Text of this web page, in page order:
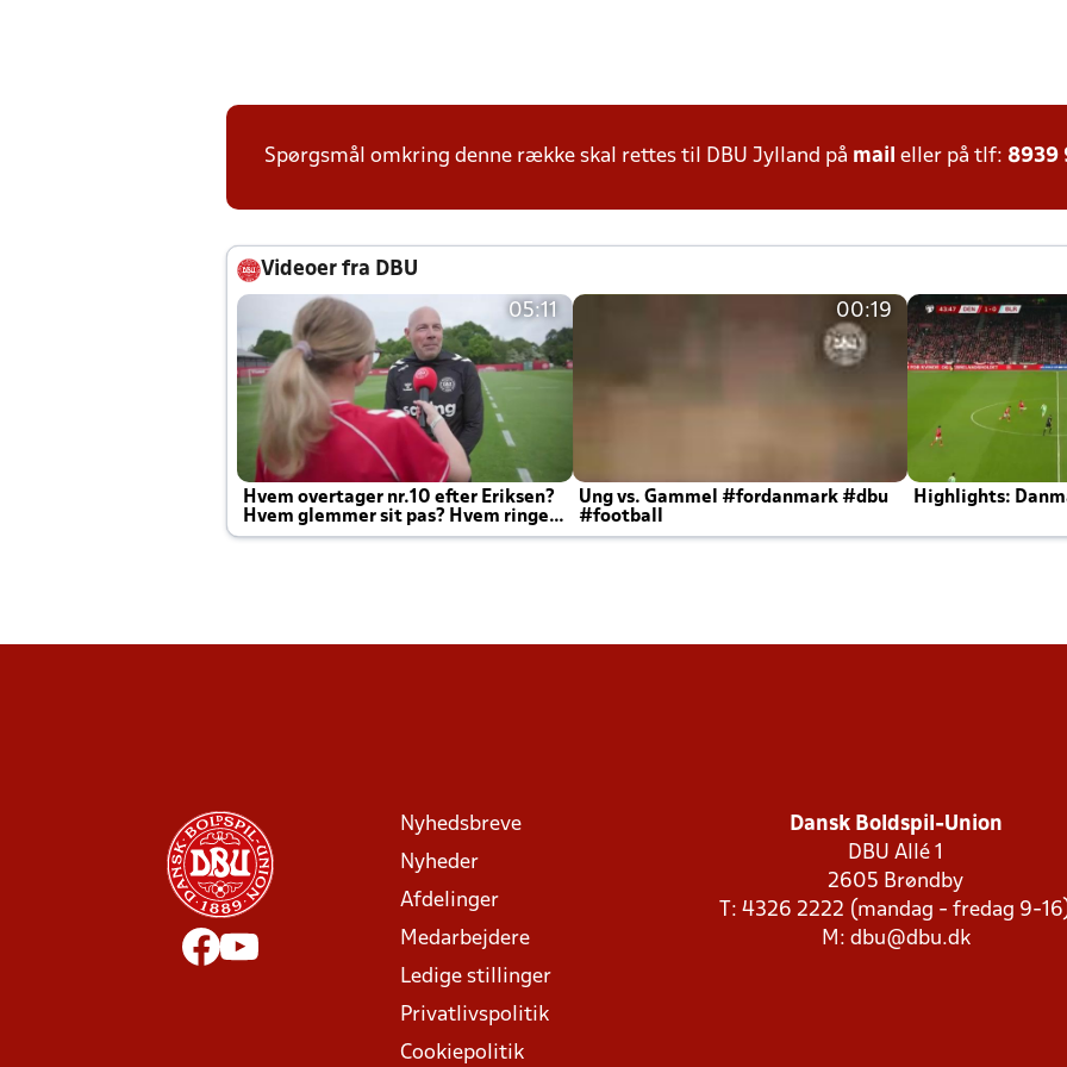
Spørgsmål omkring denne række skal rettes til DBU Jylland på mail eller på tlf: 8939
Videoer fra DBU
05:11
Hvem overtager nr.10 efter Eriksen?
Hvem glemmer sit pas? Hvem ringer
Joachim altid til efter kampe?
00:19
Ung vs. Gammel #fordanmark #dbu
#football
Highlights:
Nyhedsbreve
Nyheder
Afdelinger
Medarbejdere
Ledige stillinger
Privatlivspolitik
Cookiepolitik
Dansk Boldspil-Union
DBU Allé 1
2605 Brøndby
T: 4326 2222 (mandag - fredag 9-
M: dbu@dbu.dk